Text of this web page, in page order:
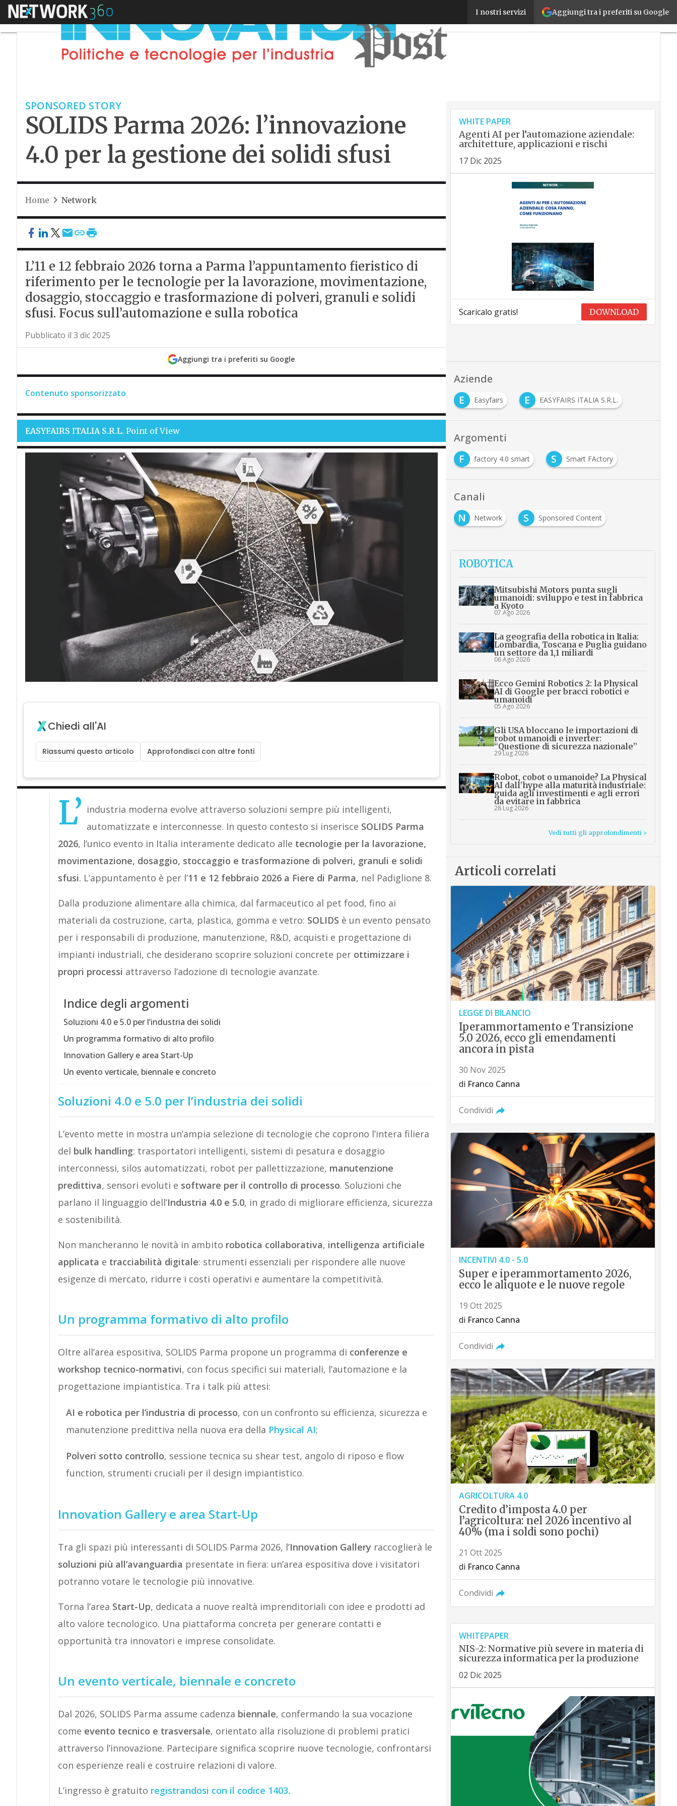
Aggiungi tra i preferiti su Google
I nostri servizi
Menu SOLIDS Parma 2026: l’innovazione 4.0 per la
SPONSORED STORY
SOLIDS Parma 2026: l’innovazione
4.0 per la gestione dei solidi sfusi
Home Network
L’11 e 12 febbraio 2026 torna a Parma l’appuntamento fieristico di
riferimento per le tecnologie per la lavorazione, movimentazione,
dosaggio, stoccaggio e trasformazione di polveri, granuli e solidi
sfusi. Focus sull’automazione e sulla robotica
Pubblicato il 3 dic 2025
Aggiungi tra i preferiti su Google
Contenuto sponsorizzato
EASYFAIRS ITALIA S.R.L. Point of View
Chiedi all'AI
Riassumi questo articolo Approfondisci con altre fonti
L’ industria moderna evolve attraverso soluzioni sempre più intelligenti,
automatizzate e interconnesse. In questo contesto si inserisce SOLIDS Parma
2026, l’unico evento in Italia interamente dedicato alle tecnologie per la lavorazione,
movimentazione, dosaggio, stoccaggio e trasformazione di polveri, granuli e solidi
sfusi. L’appuntamento è per l’11 e 12 febbraio 2026 a Fiere di Parma, nel Padiglione 8.
Dalla produzione alimentare alla chimica, dal farmaceutico al pet food, fino ai
materiali da costruzione, carta, plastica, gomma e vetro: SOLIDS è un evento pensato
per i responsabili di produzione, manutenzione, R&D, acquisti e progettazione di
impianti industriali, che desiderano scoprire soluzioni concrete per ottimizzare i
propri processi attraverso l’adozione di tecnologie avanzate.
Indice degli argomenti
Soluzioni 4.0 e 5.0 per l’industria dei solidi
Un programma formativo di alto profilo
Innovation Gallery e area Start-Up
Un evento verticale, biennale e concreto
Soluzioni 4.0 e 5.0 per l’industria dei solidi
L’evento mette in mostra un’ampia selezione di tecnologie che coprono l’intera filiera
del bulk handling: trasportatori intelligenti, sistemi di pesatura e dosaggio
interconnessi, silos automatizzati, robot per pallettizzazione, manutenzione
predittiva, sensori evoluti e software per il controllo di processo. Soluzioni che
parlano il linguaggio dell’Industria 4.0 e 5.0, in grado di migliorare efficienza, sicurezza
e sostenibilità.
Non mancheranno le novità in ambito robotica collaborativa, intelligenza artificiale
applicata e tracciabilità digitale: strumenti essenziali per rispondere alle nuove
esigenze di mercato, ridurre i costi operativi e aumentare la competitività.
Un programma formativo di alto profilo
Oltre all’area espositiva, SOLIDS Parma propone un programma di conferenze e
workshop tecnico-normativi, con focus specifici sui materiali, l’automazione e la
progettazione impiantistica. Tra i talk più attesi:
AI e robotica per l’industria di processo, con un confronto su efficienza, sicurezza e
manutenzione predittiva nella nuova era della Physical AI;
Polveri sotto controllo, sessione tecnica su shear test, angolo di riposo e flow
function, strumenti cruciali per il design impiantistico.
Innovation Gallery e area Start-Up
Tra gli spazi più interessanti di SOLIDS Parma 2026, l’Innovation Gallery raccoglierà le
soluzioni più all’avanguardia presentate in fiera: un’area espositiva dove i visitatori
potranno votare le tecnologie più innovative.
Torna l’area Start-Up, dedicata a nuove realtà imprenditoriali con idee e prodotti ad
alto valore tecnologico. Una piattaforma concreta per generare contatti e
opportunità tra innovatori e imprese consolidate.
Un evento verticale, biennale e concreto
Dal 2026, SOLIDS Parma assume cadenza biennale, confermando la sua vocazione
come evento tecnico e trasversale, orientato alla risoluzione di problemi pratici
attraverso l’innovazione. Partecipare significa scoprire nuove tecnologie, confrontarsi
con esperienze reali e costruire relazioni di valore.
L’ingresso è gratuito registrandosi con il codice 1403.
WHITE PAPER
Agenti AI per l’automazione aziendale:
architetture, applicazioni e rischi
17 Dic 2025
Scaricalo gratis! DOWNLOAD
Aziende
E
Easyfairs E EASYFAIRS ITALIA S.R.L.
Argomenti
F
factory 4.0 smart S Smart FActory
Canali
N
Network S Sponsored Content
ROBOTICA
Mitsubishi Motors punta sugli
umanoidi: sviluppo e test in fabbrica
a Kyoto
07 Ago 2026
La geografia della robotica in Italia:
Lombardia, Toscana e Puglia guidano
un settore da 1,1 miliardi
06 Ago 2026
Ecco Gemini Robotics 2: la Physical
AI di Google per bracci robotici e
umanoidi
05 Ago 2026
Gli USA bloccano le importazioni di
robot umanoidi e inverter:
“Questione di sicurezza nazionale”
29 Lug 2026
Robot, cobot o umanoide? La Physical
AI dall’hype alla maturità industriale:
guida agli investimenti e agli errori
da evitare in fabbrica
28 Lug 2026
Vedi tutti gli approfondimenti >
Articoli correlati
LEGGE DI BILANCIO
Iperammortamento e Transizione
5.0 2026, ecco gli emendamenti
ancora in pista
30 Nov 2025
di Franco Canna
Condividi
INCENTIVI 4.0 - 5.0
Super e iperammortamento 2026,
ecco le aliquote e le nuove regole
19 Ott 2025
di Franco Canna
Condividi
AGRICOLTURA 4.0
Credito d’imposta 4.0 per
l’agricoltura: nel 2026 incentivo al
40% (ma i soldi sono pochi)
21 Ott 2025
di Franco Canna
Condividi
WHITEPAPER
NIS-2: Normative più severe in materia di
sicurezza informatica per la produzione
02 Dic 2025